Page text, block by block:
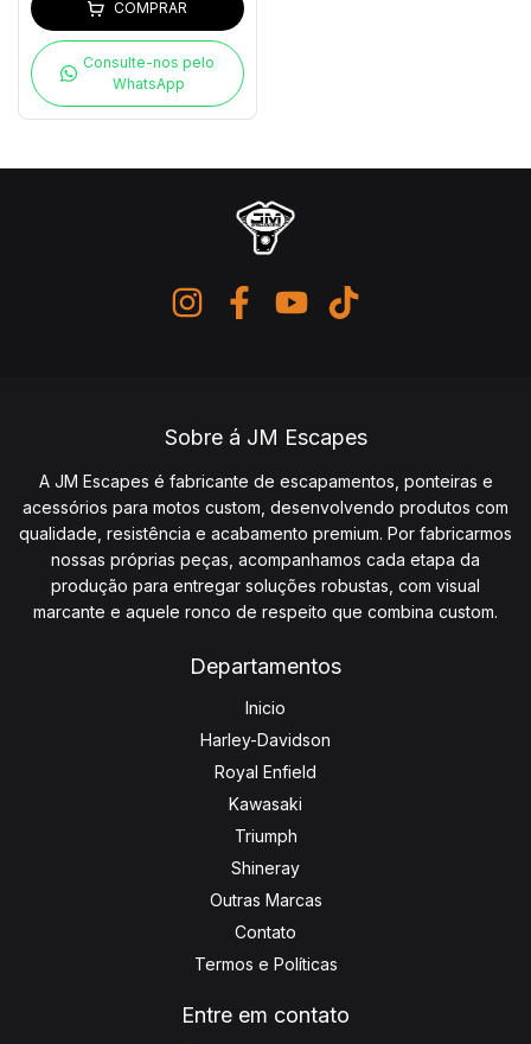
COMPRAR
Consulte-nos pelo
WhatsApp
Sobre á JM Escapes
A JM Escapes é fabricante de escapamentos, ponteiras e
acessórios para motos custom, desenvolvendo produtos com
qualidade, resistência e acabamento premium. Por fabricarmos
nossas próprias peças, acompanhamos cada etapa da
produção para entregar soluções robustas, com visual
marcante e aquele ronco de respeito que combina custom.
Departamentos
Inicio
Harley-Davidson
Royal Enfield
Kawasaki
Triumph
Shineray
Outras Marcas
Contato
Termos e Políticas
Entre em contato